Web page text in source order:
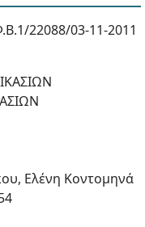
22088/03-11-2011
Ελένη Κοντομηνά